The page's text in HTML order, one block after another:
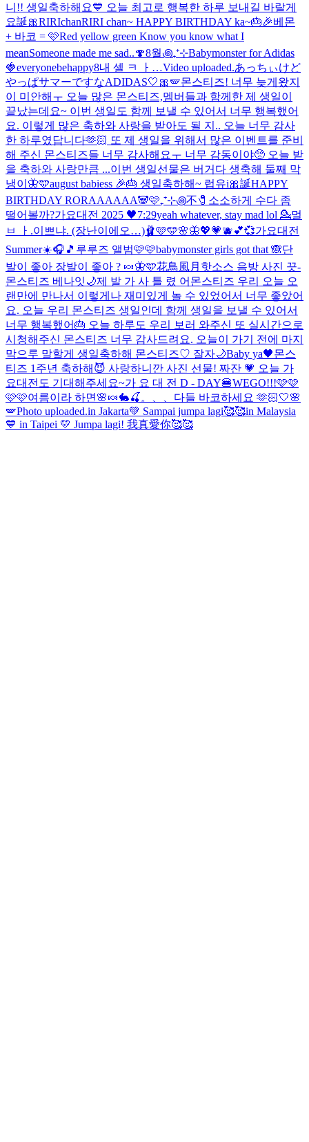
니!! 생일축하해요💙 오늘 최고로 행복한 하루 보내길 바랄게
요誕🎀RIRIchanRIRI chan~ HAPPY BIRTHDAY ka~🎂🎉베몬
+ 바코 = 🩷Red yellow green Know you know what I
meanSomeone made me sad..🍄8월꩜₊⁺⊹Babymonster for Adidas
🍓everyonebehappy8내 셀 ㅋ ㅏ…Video uploaded.あっちぃけど
やっぱサマーですなADIDAS🤍🎀🪽몬스티즈! 너무 늦게왔지
이 미안해ㅜ 오늘 많은 몬스티즈,멤버들과 함께한 제 생일이
끝났는데요~ 이번 생일도 함께 보낼 수 있어서 너무 행복했어
요. 이렇게 많은 축하와 사랑을 받아도 될 지.. 오늘 너무 감사
한 하루였답니다🫶🏻 또 제 생일을 위해서 많은 이벤트를 준비
해 주신 몬스티즈들 너무 감사해요ㅜ 너무 감동이야🥺 오늘 받
을 축하와 사랑만큼 ...이번 생일선물은 버거다 생축해 둘째 막
냉이🦋🩵august babiess 🎉🎂 생일축하해~ 럽유i🎀誕HAPPY
BIRTHDAY RORAAAAAA🐼🩷₊⁺⊹꩜不🧷 소소하게 수다 좀
떨어볼까?가요대전 2025 🖤7:29yeah whatever, stay mad lol 💁‍멀
ㅂ ㅏ.이쁘냐. (장난이에오…)🩰🩷🩵🌸🦋💖💗🫐💕💞가요대전
Summer☀️🎧🎵 루루즈 앨범🩷🩷babymonster girls got that 🙈단
발이 좋아 장발이 좋아 ? 🍬🦋🩵花鳥風月 핫소스 음방 사진 끗-
몬스티즈 베나잇🌙제 발 가 사 틀 렸 어 몬스티즈 우리 오늘 오
랜만에 만나서 이렇게나 재미있게 놀 수 있었어서 너무 좋았어
요. 오늘 우리 몬스티즈 생일인데 함께 생일을 보낼 수 있어서
너무 행복했어🎂 오늘 하루도 우리 보러 와주신 또 실시간으로
시청해주신 몬스티즈 너무 감사드려요. 오늘이 가기 전에 마지
막으루 말할게 생일축하해 몬스티즈♡ 잘자🌙Baby ya🖤몬스
티즈 1주년 축하해😈 사랑하니깐 사진 선물! 짜잔 💗 오늘 가
요대전도 기대해주세요~가 요 대 전 D - DAY🍔WEGO!!!🩷🩷
🩷🩷여름이라 하면 🌸🍬🐇🍒。、、 다들 바코하세요 🫶🏻🤍🌸
🪽Photo uploaded.in Jakarta💚 Sampai jumpa lagi🥰🥰in Malaysia
💙 in Taipei 💛 Jumpa lagi! 我真愛你🥰🥰